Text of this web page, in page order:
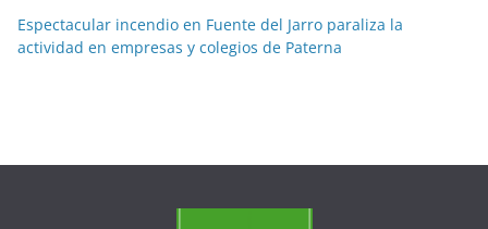
Espectacular incendio en Fuente del Jarro paraliza la
actividad en empresas y colegios de Paterna